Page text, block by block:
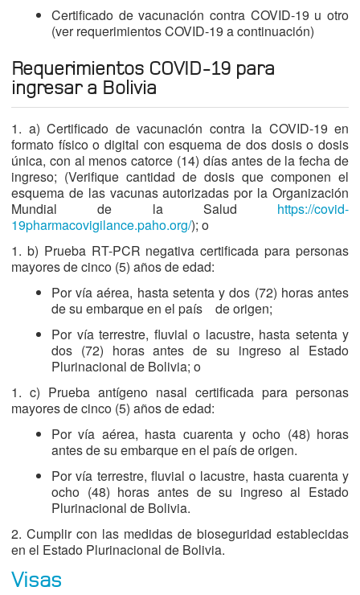
Certificado de vacunación contra COVID-19 u otro
(ver requerimientos COVID-19 a continuación)
Requerimientos COVID-19 para
ingresar a Bolivia
1. a) Certificado de vacunación contra la COVID-19 en
formato físico o digital con esquema de dos dosis o dosis
única, con al menos catorce (14) días antes de la fecha de
ingreso; (Verifique cantidad de dosis que componen el
esquema de las vacunas autorizadas por la Organización
Mundial de la Salud https://covid-
19pharmacovigilance.paho.org/); o
1. b) Prueba RT-PCR negativa certificada para personas
mayores de cinco (5) años de edad:
Por vía aérea, hasta setenta y dos (72) horas antes
de su embarque en el país de origen;
Por vía terrestre, fluvial o lacustre, hasta setenta y
dos (72) horas antes de su ingreso al Estado
Plurinacional de Bolivia; o
1. c) Prueba antígeno nasal certificada para personas
mayores de cinco (5) años de edad:
Por vía aérea, hasta cuarenta y ocho (48) horas
antes de su embarque en el país de origen.
Por vía terrestre, fluvial o lacustre, hasta cuarenta y
ocho (48) horas antes de su ingreso al Estado
Plurinacional de Bolivia.
2. Cumplir con las medidas de bioseguridad establecidas
en el Estado Plurinacional de Bolivia.
Visas